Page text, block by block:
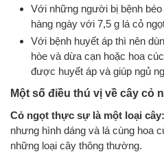
Với những người bị bệnh
hàng ngày với 7,5 g lá cỏ
Với bệnh huyết áp thì nên
hòe và dừa cạn hoặc hoa
được huyết áp và giúp ngủ
Một số điều thú vị về cây cỏ
Cỏ ngọt thực sự là một loại cây:
nhưng hình dáng và lá cùng hoa
những loại cây thông thường.